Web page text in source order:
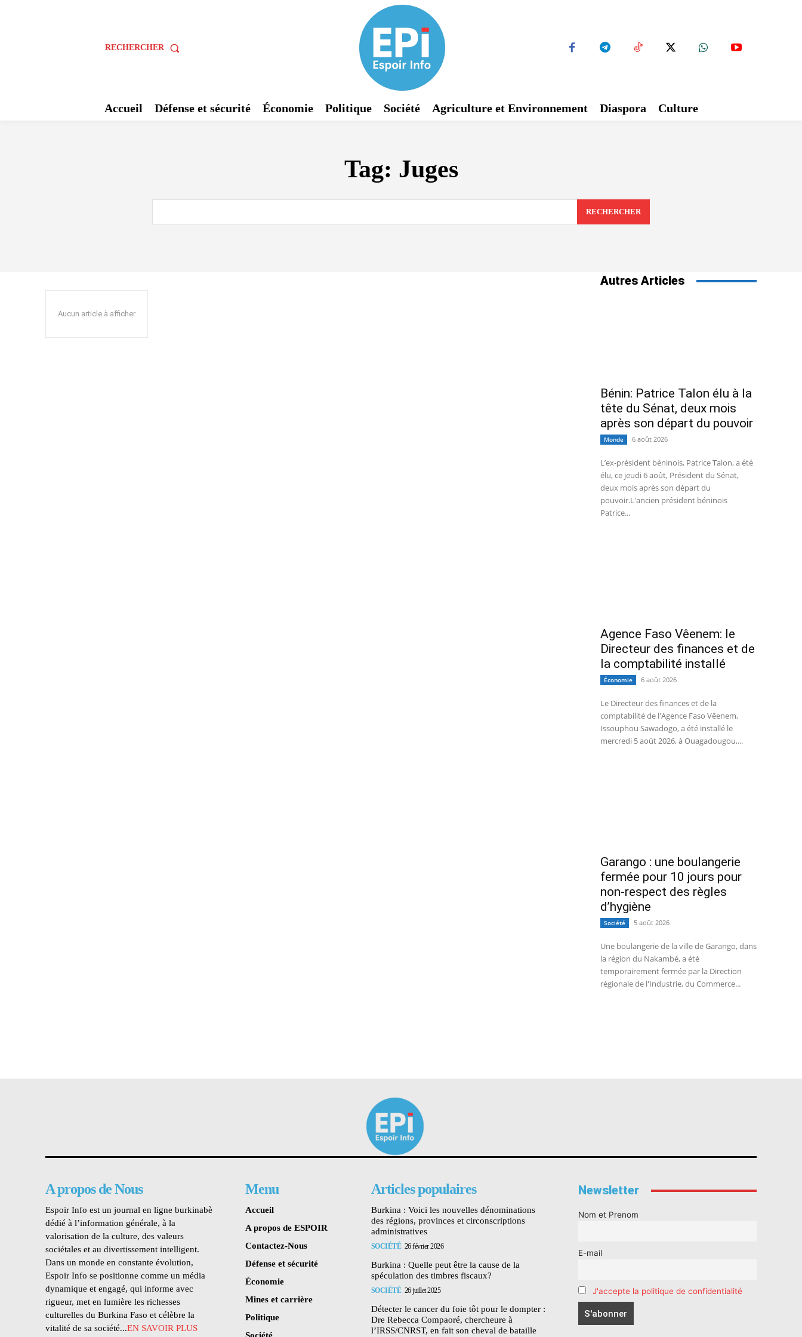
RECHERCHER
Accueil Défense et sécurité Économie Politique Société Agriculture et Environnement Diaspora Culture
Tag: Juges
RECHERCHER
Aucun article à afficher
Autres Articles
Bénin: Patrice Talon élu à la
tête du Sénat, deux mois
après son départ du pouvoir
Monde 6 août 2026
L’ex-président béninois, Patrice Talon, a été
élu, ce jeudi 6 août, Président du Sénat,
deux mois après son départ du
pouvoir.L'ancien président béninois
Patrice...
Agence Faso Vêenem: le
Directeur des finances et de
la comptabilité installé
Économie 6 août 2026
Le Directeur des finances et de la
comptabilité de l'Agence Faso Vêenem,
Issouphou Sawadogo, a été installé le
mercredi 5 août 2026, à Ouagadougou,...
Garango : une boulangerie
fermée pour 10 jours pour
non-respect des règles
d’hygiène
Société 5 août 2026
Une boulangerie de la ville de Garango, dans
la région du Nakambé, a été
temporairement fermée par la Direction
régionale de l'Industrie, du Commerce...
A propos de Nous
Espoir Info est un journal en ligne burkinabè
dédié à l’information générale, à la
valorisation de la culture, des valeurs
sociétales et au divertissement intelligent.
Dans un monde en constante évolution,
Espoir Info se positionne comme un média
dynamique et engagé, qui informe avec
rigueur, met en lumière les richesses
culturelles du Burkina Faso et célèbre la
vitalité de sa société...EN SAVOIR PLUS
Menu
Accueil
A propos de ESPOIR
Contactez-Nous
Défense et sécurité
Économie
Mines et carrière
Politique
Articles populaires
Burkina : Voici les nouvelles dénominations
des régions, provinces et circonscriptions
administratives
SOCIÉTÉ 26 février 2026
Burkina : Quelle peut être la cause de la
spéculation des timbres fiscaux?
SOCIÉTÉ 26 juillet 2025
Détecter le cancer du foie tôt pour le dompter :
Dre Rebecca Compaoré, chercheure à
l’IRSS/CNRST, en fait son cheval de bataille
Newsletter
Nom et Prenom
E-mail
J'accepte la politique de confidentialité